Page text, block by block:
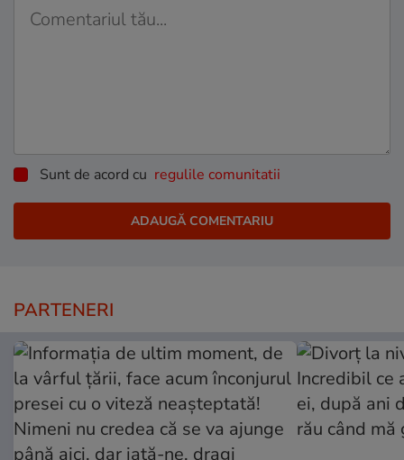
Sunt de acord cu regulile comunitatii
PARTENERI